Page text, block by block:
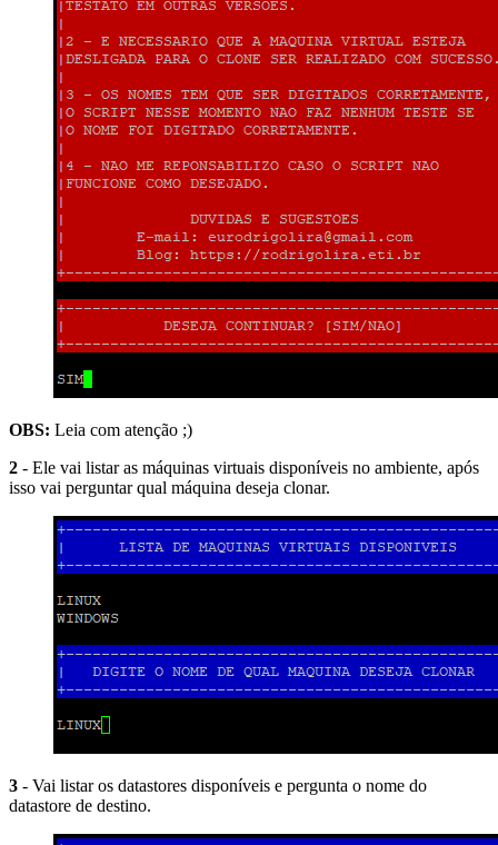
OBS: Leia com atenção ;)
2 - Ele vai listar as máquinas virtuais disponíveis no ambiente, após
isso vai perguntar qual máquina deseja clonar.
3 - Vai listar os datastores disponíveis e pergunta o nome do
datastore de destino.